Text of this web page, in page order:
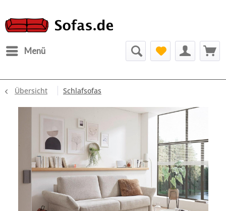
Menü
Übersicht Schlafsofas